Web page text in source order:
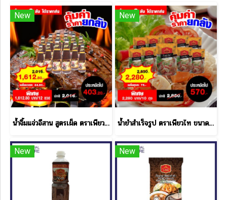
New
น้ำจิ้มแจ่วอีสาน สูตรเผ็ด ตราเพียวฟู้ดส์ ขนาด 330 กรัม ราคาส่ง
New
น้ำยำสำเร็จรูป ตราเพียวไท ขนาด 850 กรัม ราคาส่ง
New New